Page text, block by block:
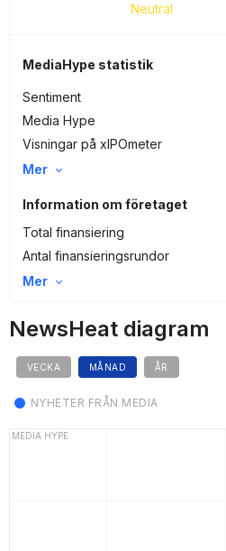
Neutral
MediaHype statistik
Sentiment
Media Hype
Visningar på xIPOmeter
Mer
Information om företaget
Total finansiering
Antal finansieringsrundor
Mer
NewsHeat diagram
VECKA MÅNAD ÅR
NYHETER FRÅN MEDIA